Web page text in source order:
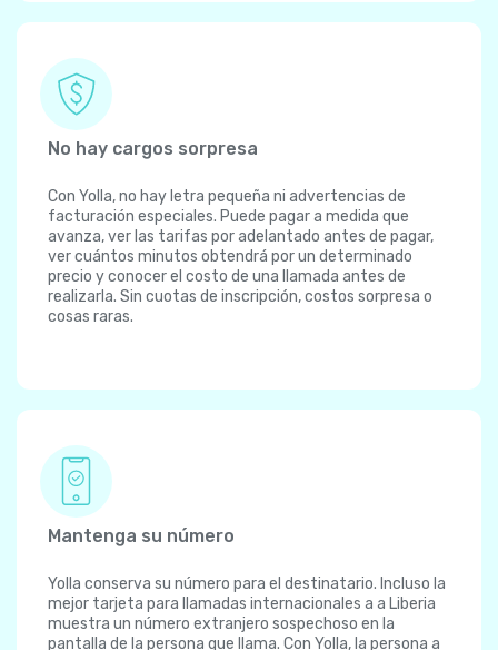
No hay cargos sorpresa
Con Yolla, no hay letra pequeña ni advertencias de
facturación especiales. Puede pagar a medida que
avanza, ver las tarifas por adelantado antes de pagar,
ver cuántos minutos obtendrá por un determinado
precio y conocer el costo de una llamada antes de
realizarla. Sin cuotas de inscripción, costos sorpresa o
cosas raras.
Mantenga su número
Yolla conserva su número para el destinatario. Incluso la
mejor tarjeta para llamadas internacionales a a Liberia
muestra un número extranjero sospechoso en la
pantalla de la persona que llama. Con Yolla, la persona a